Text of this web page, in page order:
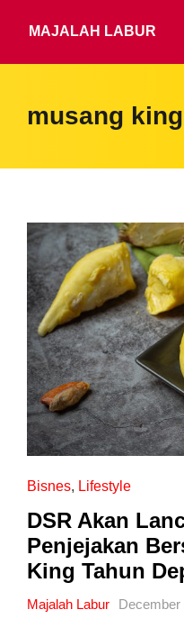
MAJALAH LABUR
musang king
Bisnes, Lifestyle
DSR Akan
Penjejakan
King Tahun
Majalah Labur December